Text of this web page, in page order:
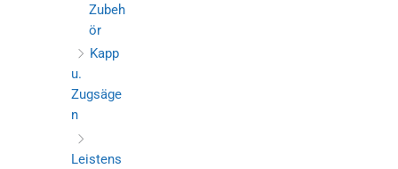
Zubeh
ör
Kapp
u.
Zugsäge
n
Leistens